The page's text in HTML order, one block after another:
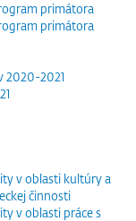
primátora
primátora
2020-2021
v oblasti kultúry a
činnosti
v oblasti práce s